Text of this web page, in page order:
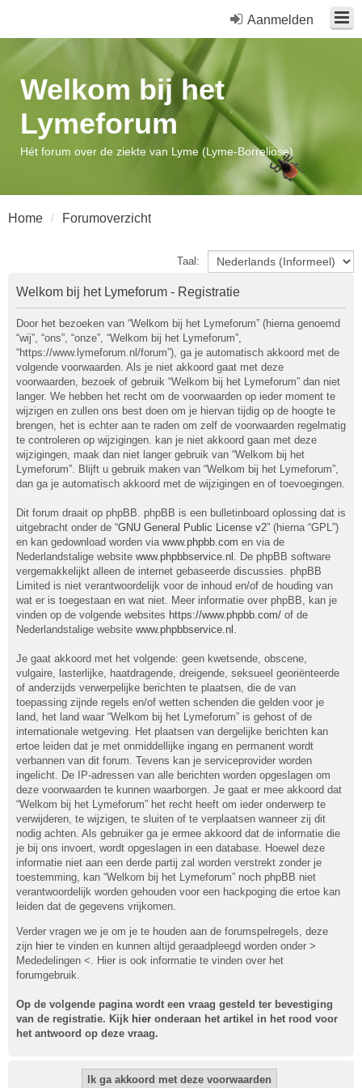
Aanmelden
Welkom bij het
Lymeforum
Hét forum over de ziekte van Lyme (Lyme-Borreliose)
Home Forumoverzicht
Taal:
Welkom bij het Lymeforum - Registratie
Door het bezoeken van “Welkom bij het Lymeforum” (hierna genoemd
“wij”, “ons”, “onze”, “Welkom bij het Lymeforum”,
“https://www.lymeforum.nl/forum”), ga je automatisch akkoord met de
volgende voorwaarden. Als je niet akkoord gaat met deze
voorwaarden, bezoek of gebruik “Welkom bij het Lymeforum” dan niet
langer. We hebben het recht om de voorwaarden op ieder moment te
wijzigen en zullen ons best doen om je hiervan tijdig op de hoogte te
brengen, het is echter aan te raden om zelf de voorwaarden regelmatig
te controleren op wijzigingen. kan je niet akkoord gaan met deze
wijzigingen, maak dan niet langer gebruik van “Welkom bij het
Lymeforum”. Blijft u gebruik maken van “Welkom bij het Lymeforum”,
dan ga je automatisch akkoord met de wijzigingen en of toevoegingen.
Dit forum draait op phpBB. phpBB is een bulletinboard oplossing dat is
uitgebracht onder de “GNU General Public License v2” (hierna “GPL”)
en kan gedownload worden via www.phpbb.com en via de
Nederlandstalige website www.phpbbservice.nl . De phpBB software
vergemakkelijkt alleen de internet gebaseerde discussies. phpBB
Limited is niet verantwoordelijk voor de inhoud en/of de houding van
wat er is toegestaan en wat niet. Meer informatie over phpBB, kan je
vinden op de volgende websites https://www.phpbb.com/ of de
Nederlandstalige website www.phpbbservice.nl .
Je gaat akkoord met het volgende: geen kwetsende, obscene,
vulgaire, lasterlijke, haatdragende, dreigende, seksueel georiënteerde
of anderzijds verwerpelijke berichten te plaatsen, die de van
toepassing zijnde regels en/of wetten schenden die gelden voor je
land, het land waar “Welkom bij het Lymeforum” is gehost of de
internationale wetgeving. Het plaatsen van dergelijke berichten kan
ertoe leiden dat je met onmiddellijke ingang en permanent wordt
verbannen van dit forum. Tevens kan je serviceprovider worden
ingelicht. De IP-adressen van alle berichten worden opgeslagen om
deze voorwaarden te kunnen waarborgen. Je gaat er mee akkoord dat
“Welkom bij het Lymeforum” het recht heeft om ieder onderwerp te
verwijderen, te wijzigen, te sluiten of te verplaatsen wanneer zij dit
nodig achten. Als gebruiker ga je ermee akkoord dat de informatie die
je bij ons invoert, wordt opgeslagen in een database. Hoewel deze
informatie niet aan een derde partij zal worden verstrekt zonder je
toestemming, kan “Welkom bij het Lymeforum” noch phpBB niet
verantwoordelijk worden gehouden voor een hackpoging die ertoe kan
leiden dat de gegevens vrijkomen.
Verder vragen we je om je te houden aan de forumspelregels, deze
zijn hier te vinden en kunnen altijd geraadpleegd worden onder >
Mededelingen <. Hier is ook informatie te vinden over het
forumgebruik.
Op de volgende pagina wordt een vraag gesteld ter bevestiging
van de registratie. Kijk hier onderaan het artikel in het rood voor
het antwoord op deze vraag.